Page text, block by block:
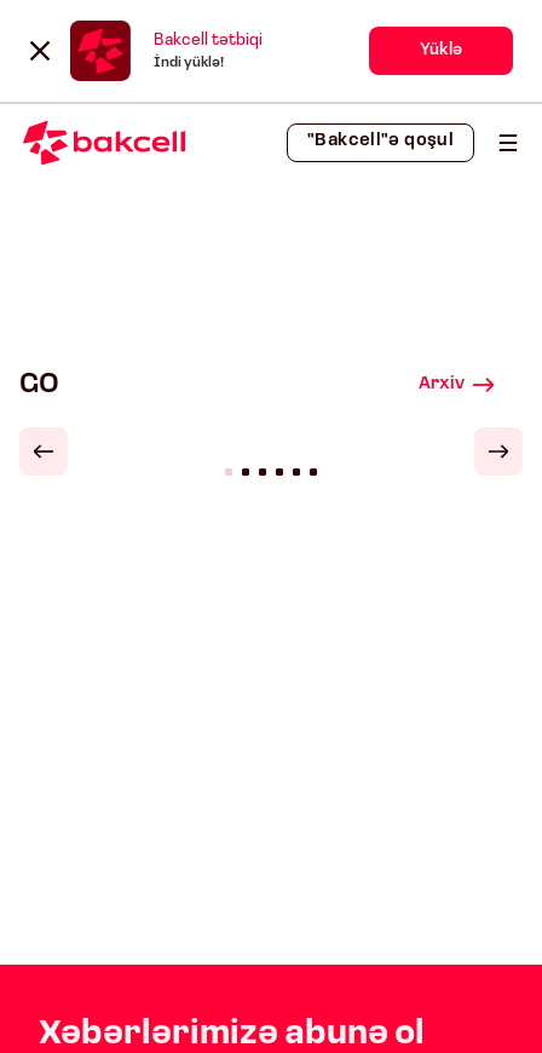
Bakcell tətbiqi
İndi yüklə!
Yüklə
"Bakcell"ə qoşul
GO Arxiv
Xəbərlərimizə abunə ol